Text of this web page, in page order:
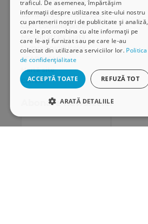
traficul. De asemenea, împărtășim
informații despre utilizarea site-ului nostru
cu partenerii noștri de publicitate și analiză,
care le pot combina cu alte informații pe
care le-ați furnizat sau pe care le-au
colectat din utilizarea serviciilor lor. Politica
de confidențialitate
ACCEPTĂ TOATE REFUZĂ TOT
ARATĂ DETALIILE
Comunitatea Hamangiu
Cum comand online
Modalități de plată
Livrarea produselor
SEAP/SICAP
Hartă site
Cariere
Abonare newsletter